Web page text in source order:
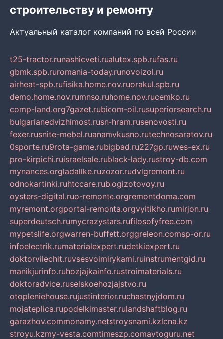
строительству и ремонту
Актуальный каталог компаний по всей России
t25-tractor.runashicveti.rualutex.spb.rufas.ru
gbmk.spb.ruromania-today.runovoizol.ru
airheat-spb.rufisika.home.nov.ruorakul.spb.ru
demo.home.nov.rumnso.ruhome.nov.rucemko.ru
comp-land.org7gazet.rubicom-oil.rusuperiorsearch.ru
bulgarianedvizhimost.rusn-hram.rusenovosti.ru
fexer.rusnite-mebel.ruanamvkusno.rutechnosaratov.ru
0sporte.ru9rota-game.rubigbad.ru227gp.ruwes-ex.ru
pro-kirpichi.ruisraelsale.rublack-lady.rustroy-db.com
mynances.orgladalike.ruzozor.rudvigremont.ru
odnokartinki.ruhtccare.rublogizotovoy.ru
oysters-digital.ruo-remonte.orgremontdoma.com
myremont.orgportal-remonta.orgvyitikho.rumirjon.ru
superdeutsch.rumycrazystars.rufilosofyfree.com
mypetslife.orgwarren-buffett.orggreleon.comsp-or.ru
infoelectrik.rumaterialexpert.rudetkiexpert.ru
doktorvilechit.ruvsesvoimirykami.ruinstrumentgid.ru
manikjurinfo.ruhozjajkainfo.rustroimaterials.ru
doktoradvice.ruselskoehozjajstvo.ru
otopleniehouse.rujustinterior.ruchastnyjdom.ru
mojateplica.rupodelkimaster.rulandshaftblog.ru
garazhov.commonamy.netstroysnami.kzlcna.kz
stroyu.kzmy-vesta.comtimeszp.comavtoguru.net